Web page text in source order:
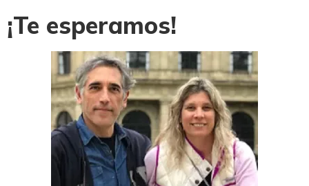
¡Te esperamos!